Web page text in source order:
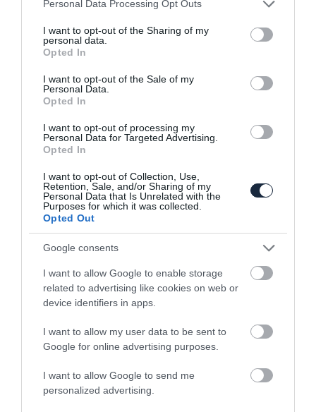
not limited to your visit or usage behaviour. You may click to
grant or deny consent to Google and its third-party tags to
use your data for below specified purposes in below Google
consent section.
Personal Data Processing Opt Outs
I want to opt-out of the Sharing of my
personal data.
Opted In
I want to opt-out of the Sale of my
Personal Data.
Opted In
I want to opt-out of processing my
Personal Data for Targeted Advertising.
Opted In
I want to opt-out of Collection, Use,
Retention, Sale, and/or Sharing of my
Personal Data that Is Unrelated with the
Purposes for which it was collected.
Opted Out
Google consents
I want to allow Google to enable storage
related to advertising like cookies on web or
device identifiers in apps.
I want to allow my user data to be sent to
Google for online advertising purposes.
I want to allow Google to send me
personalized advertising.
Irodai alkalmazottakat bocsát el a Ford
Tovább hosszabbítja a kecskeméti leállást
a Mercedes